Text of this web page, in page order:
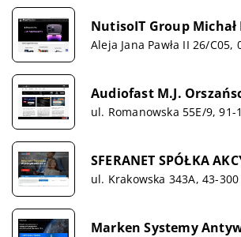
NutisoIT Group
Aleja Jana Pawła II 26/C05,
Audiofast M.J.
ul. Romanowska 55E/9, 91-
SFERANET SPÓŁKA
ul. Krakowska 343A, 43-300
Marken Systemy